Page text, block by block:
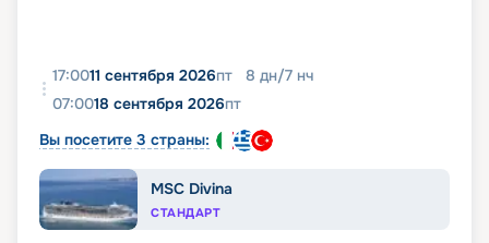
17:0011 сентября 2026пт 8 дн/7 нч
07:0018 сентября 2026пт
Вы посетите 3 страны:
MSC Divina
СТАНДАРТ